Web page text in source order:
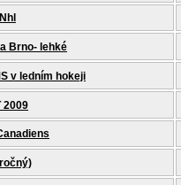
Brno- lehké
v ledním hokeji
2009